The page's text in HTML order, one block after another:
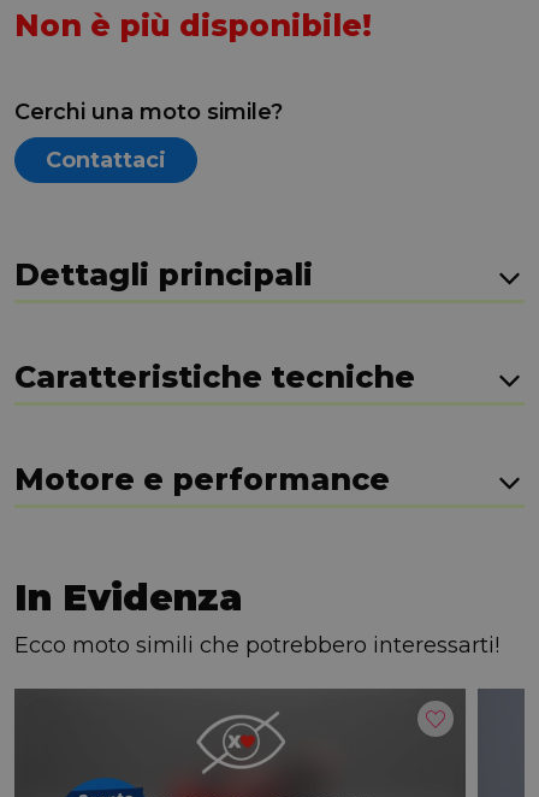
Non è più disponibile!
Cerchi una moto simile?
Contattaci
Dettagli principali
Caratteristiche tecniche
Motore e performance
In Evidenza
Ecco moto simili che potrebbero interessarti!